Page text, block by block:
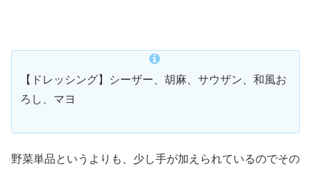
【ドレッシング】シーザー、胡麻、サウザン、和風お
ろし、マヨ
野菜単品というよりも、少し手が加えられているのでその